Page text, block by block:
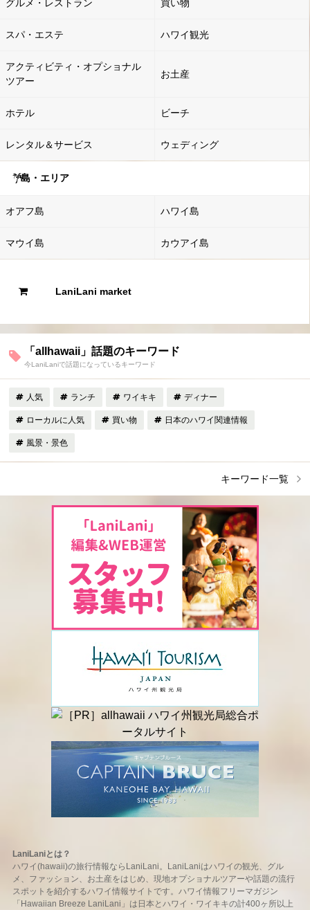
グルメ・レストラン 買い物
スパ・エステ ハワイ観光
アクティビティ・オプショナル
ツアー
お土産
ホテル ビーチ
レンタル＆サービス ウェディング
島・エリア
オアフ島 ハワイ島
マウイ島 カウアイ島
LaniLani market
「allhawaii」話題のキーワード
今LaniLaniで話題になっているキーワード
人気 ランチ ワイキキ ディナー
ローカルに人気 買い物 日本のハワイ関連情報
風景・景色
キーワード一覧
LaniLaniとは？
ハワイ(hawaii)の旅行情報ならLaniLani。LaniLaniはハワイの観光、グル
メ、ファッション、お土産をはじめ、現地オプショナルツアーや話題の流行
スポットを紹介するハワイ情報サイトです。ハワイ情報フリーマガジン
「Hawaiian Breeze LaniLani」は日本とハワイ・ワイキキの計400ヶ所以上